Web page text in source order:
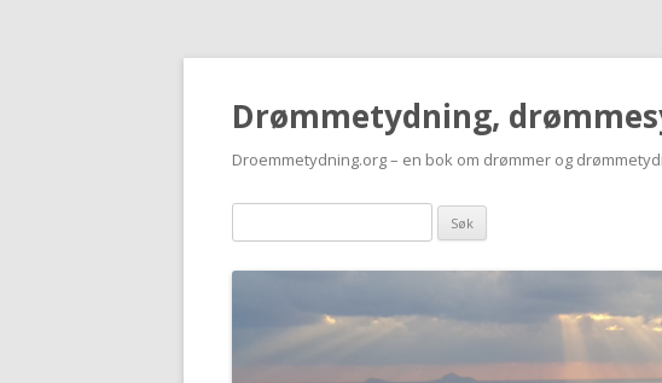
Drømmetydning,
Droemmetydning.org – en bok om drømmer og
søk: